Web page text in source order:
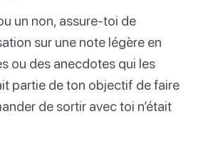
un non, assure-toi de
sur une note légère en
ou des anecdotes qui les
partie de ton objectif de faire
de sortir avec toi n’était